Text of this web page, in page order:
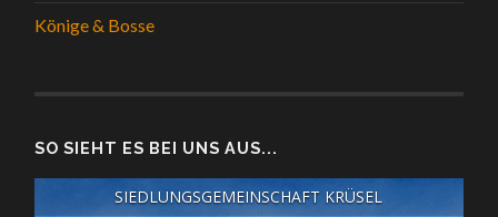
Könige & Bosse
SO SIEHT ES BEI UNS AUS...
SIEDLUNGSGEMEINSCHAFT KRÜSEL